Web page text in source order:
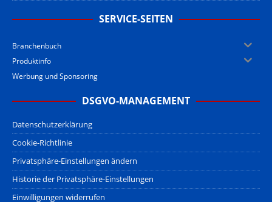
SERVICE-SEITEN
Branchenbuch
Produktinfo
Werbung und Sponsoring
DSGVO-MANAGEMENT
Datenschutzerklärung
Cookie-Richtlinie
Privatsphäre-Einstellungen ändern
Historie der Privatsphäre-Einstellungen
Einwilligungen widerrufen